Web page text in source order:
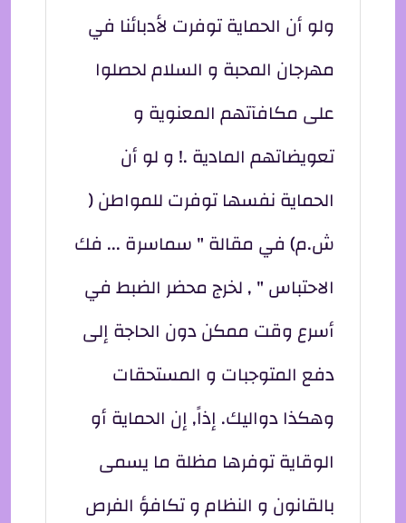
ولو أن الحماية توفرت لأدبائنا في
مهرجان المحبة و السلام لحصلوا
على مكافآتهم المعنوية و
تعويضاتهم المادية .! و لو أن
الحماية نفسها توفرت للمواطن (
ش.م) في مقالة " سماسرة ... فك
الاحتباس " , لخرج محضر الضبط في
أسرع وقت ممكن دون الحاجة إلى
دفع المتوجبات و المستحقات
وهكذا دواليك. إذاً, إن الحماية أو
الوقاية توفرها مظلة ما يسمى
بالقانون و النظام و تكافؤ الفرص